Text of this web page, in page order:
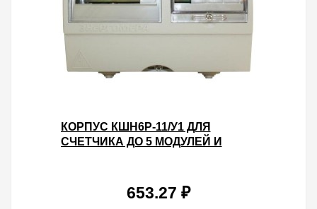
КОРПУС КШН6Р-11/У1 ДЛЯ
СЧЕТЧИКА ДО 5 МОДУЛЕЙ И
653.27 ₽